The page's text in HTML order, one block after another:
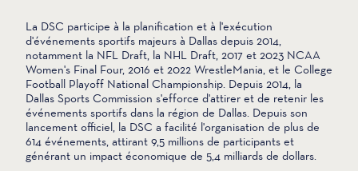
La DSC participe à la planification et à l'exécution
d'événements sportifs majeurs à Dallas depuis 2014,
notamment la NFL Draft, la NHL Draft, 2017 et 2023 NCAA
Women's Final Four, 2016 et 2022 WrestleMania, et le College
Football Playoff National Championship. Depuis 2014, la
Dallas Sports Commission s'efforce d'attirer et de retenir les
événements sportifs dans la région de Dallas. Depuis son
lancement officiel, la DSC a facilité l'organisation de plus de
614 événements, attirant 9,5 millions de participants et
générant un impact économique de 5,4 milliards de dollars.